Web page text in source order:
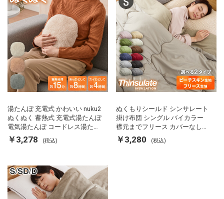
湯たんぽ 充電式 かわいい nuku2
ぬくぬく 蓄熱式 充電式湯たんぽ
電気湯たんぽ コードレス湯たん
ぽ エコ 節電 節約 省エネ 充電式
エコ電気あんか EWT-2143 スリ
￥3,278 (税込)
ぬくもりシールド シンサレート
掛け布団 シングル バイカラー
襟元までフリース カバーなしで
使える 軽い 丸洗い 断熱 保温 抗
菌防臭 洗える 防ダニ 軽量 ホコ
￥3,280 (税込)